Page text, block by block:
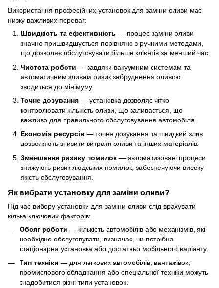
Використання професійних установок для заміни оливи має
низку важливих переваг:
Швидкість та ефективність — процес заміни оливи
значно пришвидшується порівняно з ручними методами,
що дозволяє обслуговувати більше клієнтів за менший час.
Чистота роботи — завдяки вакуумним системам та
автоматичним зливам ризик забруднення оливою
зводиться до мінімуму.
Точне дозування — установка дозволяє чітко
контролювати кількість оливи, що заливається, що
важливо для правильного обслуговування автомобіля.
Економія ресурсів — точне дозування та швидкий злив
дозволяють знизити витрати оливи та інших матеріалів.
Зменшення ризику помилок — автоматизовані процеси
знижують ризик людських помилок, забезпечуючи високу
якість обслуговування.
Як вибрати установку для заміни оливи?
Під час вибору установки для заміни оливи слід врахувати
кілька ключових факторів:
Обсяг роботи — кількість автомобілів або механізмів, які
необхідно обслуговувати, визначає, чи потрібна
стаціонарна установка або достатньо мобільного варіанту.
Тип техніки — для легкових автомобілів, вантажівок,
промислового обладнання або спеціальної техніки можуть
знадобитися різні типи установок.